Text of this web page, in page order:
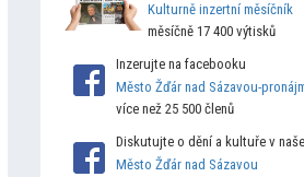
Kulturně inzertní měsíčník
měsíčně 17 400 výtisků
Inzerujte na facebooku
Město Žďár nad Sázavou-
více než 25 500 členů
Diskutujte o dění a kultuře v
Město Žďár nad Sázavou